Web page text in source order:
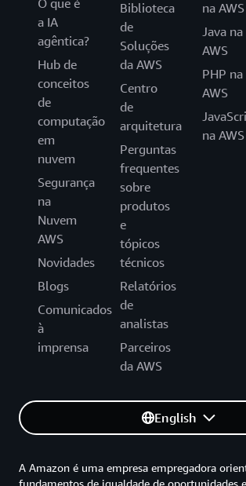
O que é
a IA
agêntica?
Hub de
conceitos
de
computação
em
nuvem
Segurança
na
Nuvem
AWS
Novidades
Blogs
Comunicados
à
imprensa
Biblioteca
de
Soluções
da AWS
Centro
de
arquitetura
Perguntas
frequentes
sobre
produtos
e
tópicos
técnicos
Relatórios
de
analistas
Parceiros
da AWS
na AWS
Java na
AWS
PHP na
AWS
na AWS
English
A Amazon é uma empresa empregadora